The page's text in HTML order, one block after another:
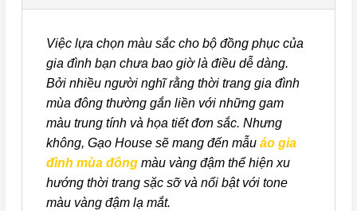
Việc lựa chọn màu sắc cho bộ đồng phục của
gia đình bạn chưa bao giờ là điều dễ dàng.
Bởi nhiều người nghĩ rằng thời trang gia đình
mùa đông thường gắn liền với những gam
màu trung tính và họa tiết đơn sắc. Nhưng
không, Gạo House sẽ mang đến mẫu áo gia
đình mùa đôngmàu vàng đậm thể hiện xu
hướng thời trang sặc sỡ và nổi bật với tone
màu vàng đậm lạ mắt.